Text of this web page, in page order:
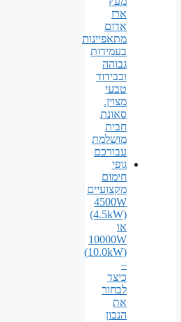
ארז
אדום
מתאפיינות
בעמידות
גבוהה
ובבידוד
טבעי
מצוין.
סאונת
חבית
מושלמת
עבורכם
גופי
חימום
מקצועיים
4500W
(4.5kW)
או
10000W
(10.0kW)
–
כיצד
לבחור
את
הנכון